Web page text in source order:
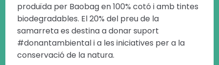
produïda per Baobag en 100% cotó i amb tintes
biodegradables. El 20% del preu de la
samarreta es destina a donar suport
#donantambiental i a les iniciatives per a la
conservació de la natura.